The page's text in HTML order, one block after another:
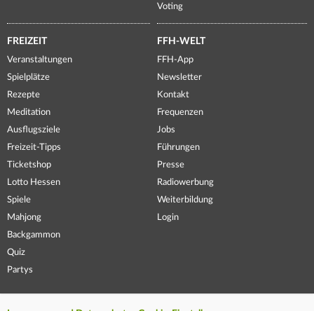
Voting
FREIZEIT
Veranstaltungen
Spielplätze
Rezepte
Meditation
Ausflugsziele
Freizeit-Tipps
Ticketshop
Lotto Hessen
Spiele
Mahjong
Backgammon
Quiz
Partys
FFH-WELT
FFH-App
Newsletter
Kontakt
Frequenzen
Jobs
Führungen
Presse
Radiowerbung
Weiterbildung
Login